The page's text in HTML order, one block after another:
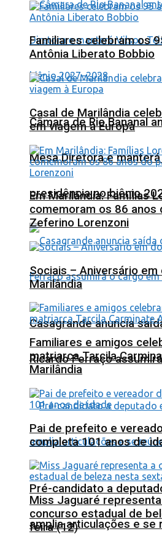
Câmara de Rio Bananal
Mesa Diretora e
presidência no biênio
Casagrande anuncia
Ricardo Ferraço
Pré-candidato a
amplia articulações e se
Familiares celebram os
Antônia Liberato Bobbio
Casal de Marilândia
em viagem à Europa
Em Marilândia: Famílias
comemoram os 86 anos
Zeferino Lorenzoni
Sociais – Aniversário
Marilândia
Familiares e amigos
matriarca Tarcila
Marilândia
Pai de prefeito e
completa 101 anos de
Miss Jaguaré
concurso estadual de
feira (12)